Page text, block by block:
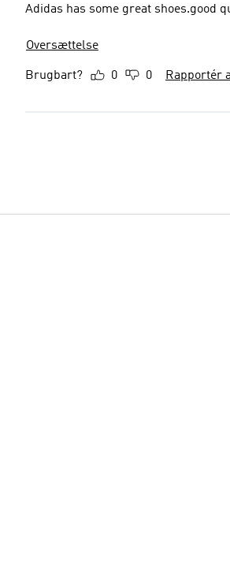
Adidas has some great shoes.good
Oversættelse
Brugbart? 0 0 Rapportér